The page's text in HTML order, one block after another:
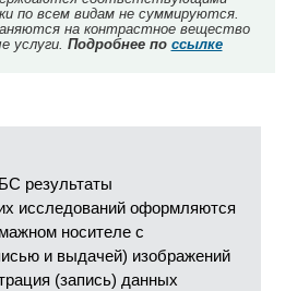
по всем видам не суммируются.
на контрастное вещество
услуги. Подробнее по ссылке
результаты
исследований оформляются
носителе с
и выдачей) изображений
(запись) данных